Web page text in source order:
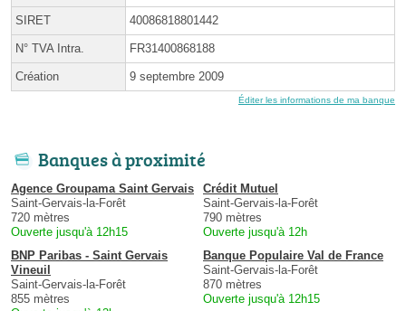
SIRET 40086818801442
N° TVA Intra. FR31400868188
Création 9 septembre 2009
Éditer les informations de ma banque
Banques à proximité
Agence Groupama Saint Gervais
Saint-Gervais-la-Forêt
720 mètres
Ouverte jusqu'à 12h15
Crédit Mutuel
Saint-Gervais-la-Forêt
790 mètres
Ouverte jusqu'à 12h
BNP Paribas - Saint Gervais
Vineuil
Saint-Gervais-la-Forêt
855 mètres
Banque Populaire Val de France
Saint-Gervais-la-Forêt
870 mètres
Ouverte jusqu'à 12h15